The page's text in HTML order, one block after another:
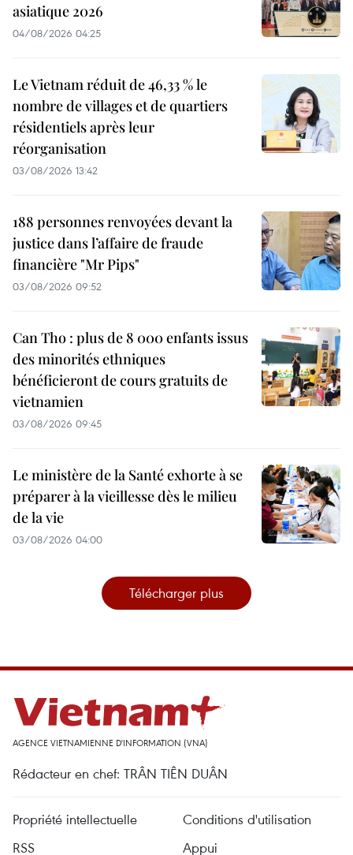
asiatique 2026
04/08/2026 04:25
Le Vietnam réduit de 46,33 % le
nombre de villages et de quartiers
résidentiels après leur
réorganisation
03/08/2026 13:42
188 personnes renvoyées devant la
justice dans l’affaire de fraude
financière "Mr Pips"
03/08/2026 09:52
Can Tho : plus de 8 000 enfants issus
des minorités ethniques
bénéficieront de cours gratuits de
vietnamien
03/08/2026 09:45
Le ministère de la Santé exhorte à se
préparer à la vieillesse dès le milieu
de la vie
03/08/2026 04:00
Télécharger plus
AGENCE VIETNAMIENNE D'INFORMATION (VNA)
Rédacteur en chef: TRÂN TIÊN DUÂN
Propriété intellectuelle
Conditions d'utilisation
RSS
Appui